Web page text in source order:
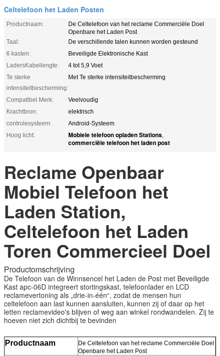
Laat een bericht achter
We bellen je snel terug!
Celtelefoon het Laden Posten
Productnaam:
De Celtelefoon van het reclame Commerciële Doel
Openbare het Laden Post
Taal:
De verschillende talen kunnen worden gesteund
6 kasten:
Beveiligde Elektronische Kast
LadersKabellengte:
4 tot 5,9 Voet
Te sterke
intensiteitbescherming:
Met Te sterke intensiteitbescherming
Compatibel Merk:
Veelvoudig
Krachtbron:
elektrisch
controlesysteem:
Android-Systeem
Hoog licht:
Mobiele telefoon opladen Stations,
commerciële telefoon het laden post
Reclame Openbaar
Mobiel Telefoon het
Laden Station,
Celtelefoon het Laden
Toren Commercieel Doel
Productomschrijving
De Telefoon van de Winnsencel het Laden de Post met Beveiligde
Kast apc-06D integreert stortingskast, telefoonlader en LCD
reclamevertoning als „drie-in-één“, zodat de mensen hun
celtelefoon aan last kunnen aansluiten, kunnen zij of daar op het
letten reclamevideo's blijven of weg aan winkel rondwandelen. Zij te
hoeven niet zich dichtbij te bevinden
Productnaam
De Celtelefoon van het reclame Commerciële Doel
Openbare het Laden Post